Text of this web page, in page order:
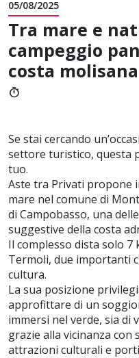
05/08/2025
Tra mare e
campeggio
costa molisana
timer
Se stai cercando
settore turistico, questa
tuo.
Aste tra Privati propone
mare nel comune di
di Campobasso, una
suggestive della costa
Il complesso dista solo 7
Termoli, due importanti
cultura.
La sua posizione
approfittare di un
immersi nel verde, sia di
grazie alla vicinanza
attrazioni culturali e